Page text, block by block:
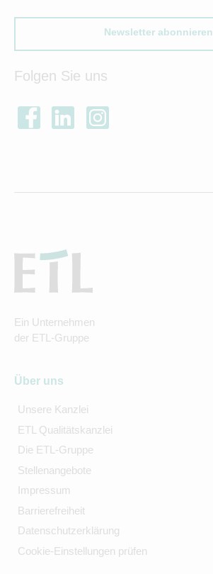
Newsletter abonnieren
Folgen Sie uns
Ein Unternehmen
der ETL-Gruppe
Über uns
Unsere Kanzlei
ETL Qualitätskanzlei
Die ETL-Gruppe
Stellenangebote
Impressum
Barrierefreiheit
Datenschutzerklärung
Cookie-Einstellungen prüfen